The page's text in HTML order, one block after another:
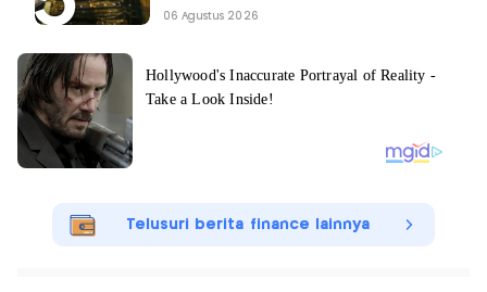
06 Agustus 2026
Telusuri berita finance lainnya